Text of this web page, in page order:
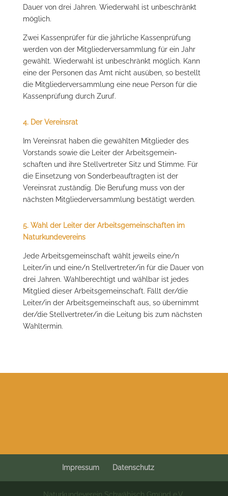
Dauer von drei Jahren. Wiederwahl ist unbeschränkt
möglich.
Zwei Kassenprüfer für die jährliche Kassenprüfung
werden von der Mitgliederversammlung für ein Jahr
gewählt. Wiederwahl ist unbeschränkt möglich. Kann
eine der Personen das Amt nicht ausüben, so bestellt
die Mitgliederversammlung eine neue Person für die
Kassenprüfung durch Zuruf.
4. Der Vereinsrat
Im Vereinsrat haben die gewählten Mitglieder des
Vorstands sowie die Leiter der Arbeitsgemein-
schaften und ihre Stellvertreter Sitz und Stimme. Für
die Einsetzung von Sonderbeauftragten ist der
Vereinsrat zuständig. Die Berufung muss von der
nächsten Mitgliederversammlung bestätigt werden.
5. Wahl der Leiter der Arbeitsgemeinschaften im
Naturkundevereins
Jede Arbeitsgemeinschaft wählt jeweils eine/n
Leiter/in und eine/n Stellvertreter/in für die Dauer von
drei Jahren. Wahlberechtigt und wählbar ist jedes
Mitglied dieser Arbeitsgemeinschaft. Fällt der/die
Leiter/in der Arbeitsgemeinschaft aus, so übernimmt
der/die Stellvertreter/in die Leitung bis zum nächsten
Wahltermin.
Impressum Datenschutz